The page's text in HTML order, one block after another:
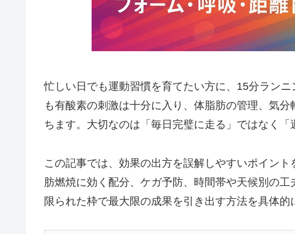
忙しい日でも運動習慣を育てたい方に、15分ラン
も有酸素の刺激は十分に入り、体脂肪の管理、気
ちます。大切なのは「毎日完璧に走る」ではなく「
この記事では、効果の出方を誤解しやすいポイン
肪燃焼に効く配分、ケガ予防、時間帯や天候別の
限られた枠で最大限の成果を引き出す方法を具体的